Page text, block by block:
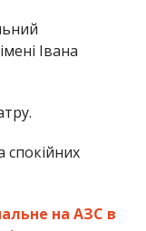
Івана
на АЗС в